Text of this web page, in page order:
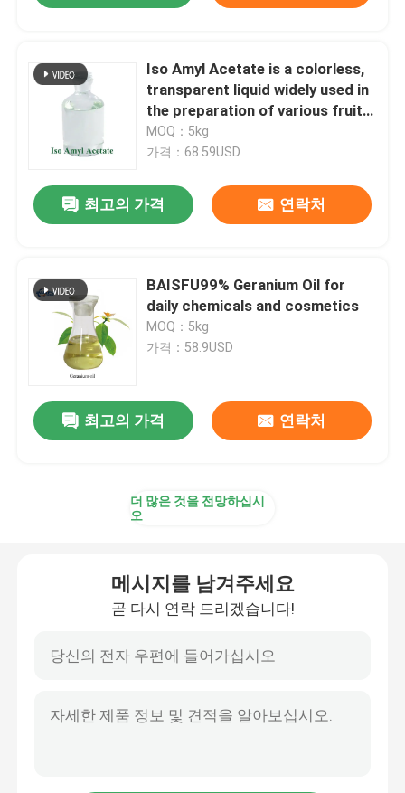
Iso Amyl Acetate is a colorless,
transparent liquid widely used in
the preparation of various fruity
flavors
MOQ：5kg
가격：68.59USD
최고의 가격 연락처
BAISFU99% Geranium Oil for
daily chemicals and cosmetics
MOQ：5kg
가격：58.9USD
최고의 가격 연락처
더 많은 것을 전망하십시
오
메시지를 남겨주세요
곧 다시 연락 드리겠습니다!